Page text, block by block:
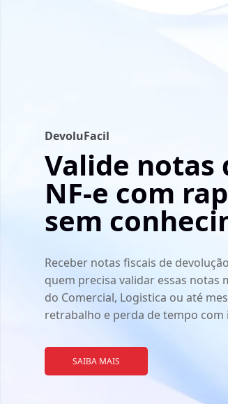
DevoluFacil
Valide notas
NF-e com
sem
Receber notas fiscais de
quem precisa validar essas notas
do Comercial, Logistica ou até
retrabalho e perda de tempo com
SAIBA MAIS